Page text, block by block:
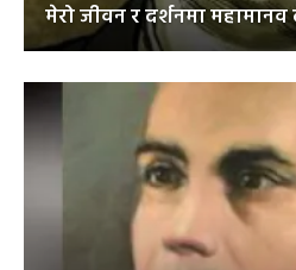
मेरो जीवन र दर्शनमा